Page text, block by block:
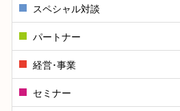
スペシャル対談
パートナー
経営･事業
セミナー